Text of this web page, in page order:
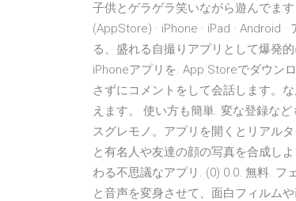
子供とゲラゲラ笑いながら遊んでま
(AppStore) · iPhone · iPad · Android
る、盛れる自撮りアプリとして爆発
iPhoneアプリを. App Storeでダウン
さずにコメントをして会話します。
えます。 使い方も簡単. 変な登録な
スグレモノ。アプリを開くとリアル
と有名人や友達の顔の写真を合成し
わる不思議なアプリ. (0) 0.0. 無料. フ
と音声を変身させて、面白フィルム